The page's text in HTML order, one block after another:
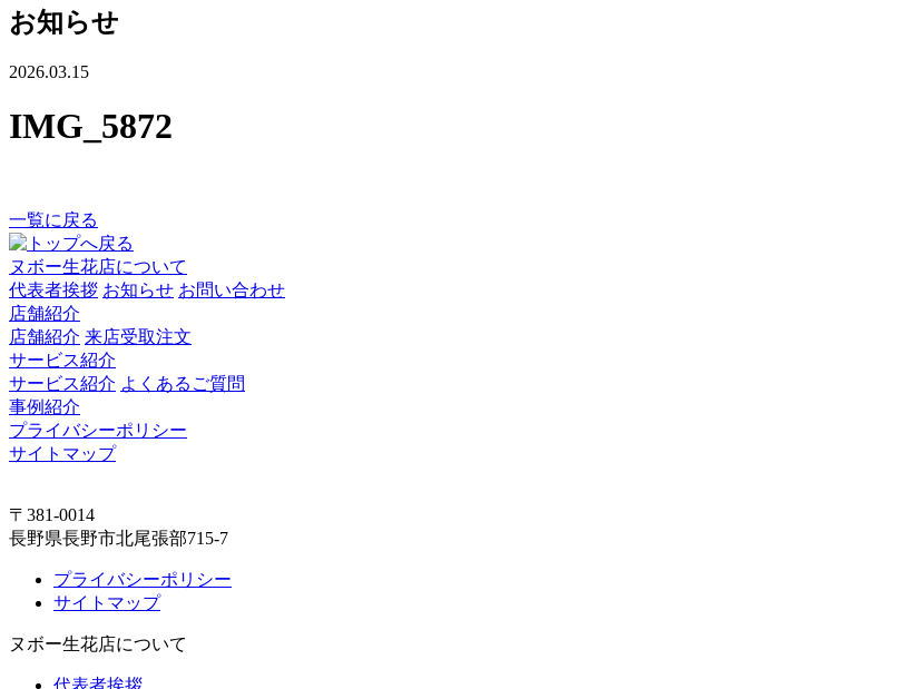
お知らせ
2026.03.15
IMG_5872
一覧に戻る
ヌボー生花店について
代表者挨拶 お知らせ お問い合わせ
店舗紹介
店舗紹介 来店受取注文
サービス紹介
サービス紹介 よくあるご質問
事例紹介
プライバシーポリシー
サイトマップ
〒381-0014
長野県長野市北尾張部715-7
プライバシーポリシー
サイトマップ
ヌボー生花店について
代表者挨拶